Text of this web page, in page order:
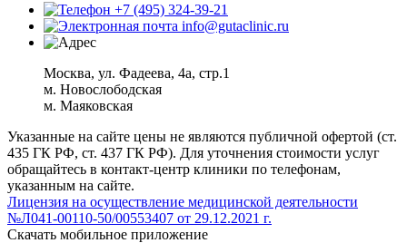
+7 (495) 324-39-21
info@gutaclinic.ru
Москва, ул. Фадеева, 4а, стр.1
м. Новослободская
м. Маяковская
Указанные на сайте цены не являются публичной офертой (ст.
435 ГК РФ, cт. 437 ГК РФ). Для уточнения стоимости услуг
обращайтесь в контакт-центр клиники по телефонам,
указанным на сайте.
Лицензия на осуществление медицинской деятельности
№Л041-00110-50/00553407 от 29.12.2021 г.
Скачать мобильное приложение